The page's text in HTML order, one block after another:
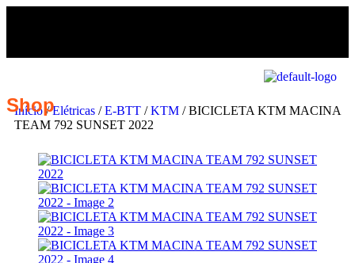
Shop
Início /Elétricas /E-BTT /KTM / BICICLETA KTM MACINA
TEAM 792 SUNSET 2022